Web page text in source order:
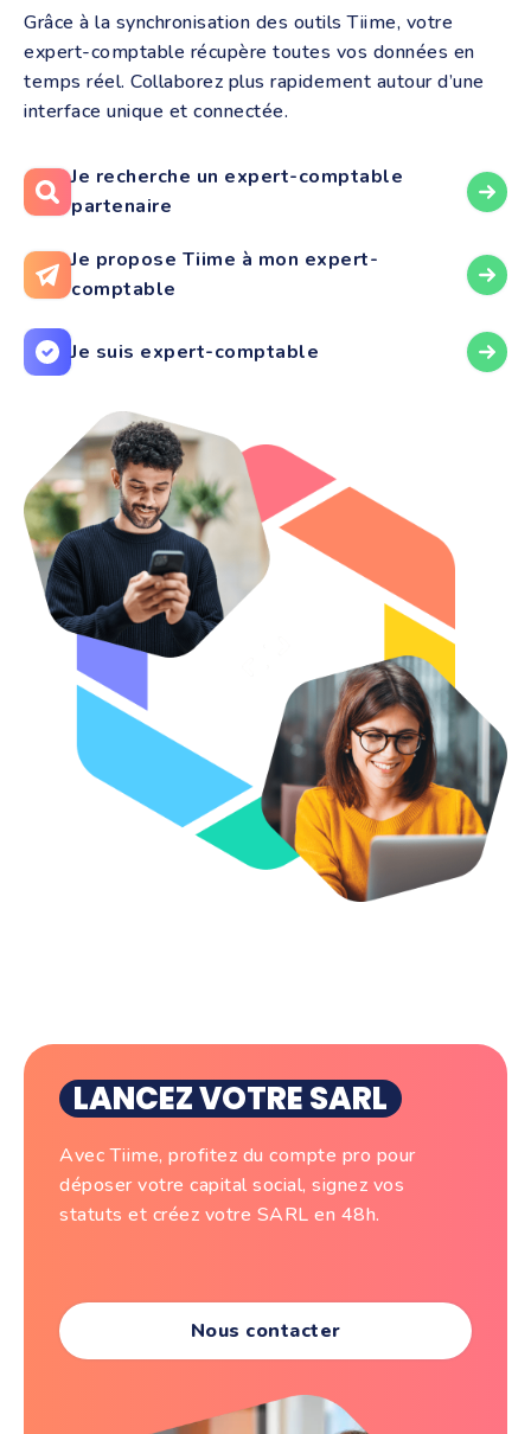
Grâce à la synchronisation des outils Tiime, votre
expert-comptable récupère toutes vos données en
temps réel. Collaborez plus rapidement autour d’une
interface unique et connectée.
Je recherche un expert-comptable
partenaire
Je propose Tiime à mon expert-
comptable
Je suis expert-comptable
LANCEZ VOTRE SARL
Avec Tiime, profitez du compte pro pour
déposer votre capital social, signez vos
statuts et créez votre SARL en 48h.
Nous contacter